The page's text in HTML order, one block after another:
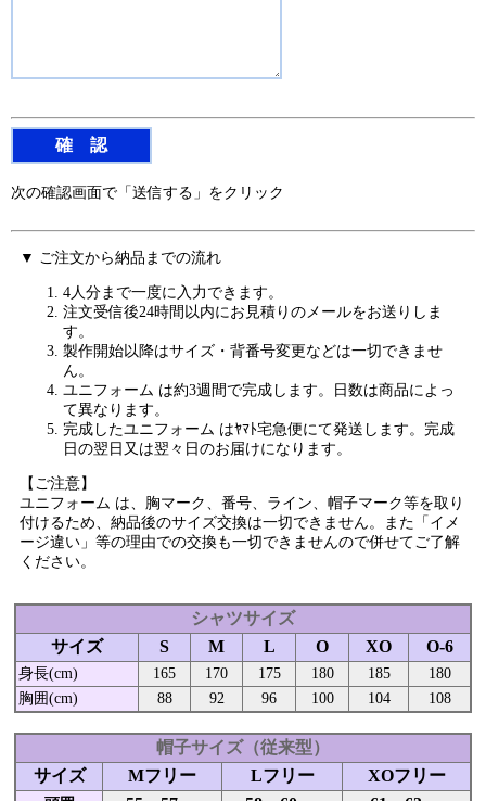
次の確認画面で「送信する」をクリック
▼ ご注文から納品までの流れ
4人分まで一度に入力できます。
注文受信後24時間以内にお見積りのメールをお送りしま
す。
製作開始以降はサイズ・背番号変更などは一切できませ
ん。
ユニフォーム は約3週間で完成します。日数は商品によっ
て異なります。
完成したユニフォーム はﾔﾏﾄ宅急便にて発送します。完成
日の翌日又は翌々日のお届けになります。
【ご注意】
ユニフォーム は、胸マーク、番号、ライン、帽子マーク等を取り
付けるため、納品後のサイズ交換は一切できません。また「イメ
ージ違い」等の理由での交換も一切できませんので併せてご了解
ください。
シャツサイズ
サイズ
S M L O XO O-6
身長(cm) 165 170 175 180 185
180
胸囲(cm)
88 92 96 100 104 108
帽子サイズ（従来型）
サイズ
Mフリー Lフリー XOフリー